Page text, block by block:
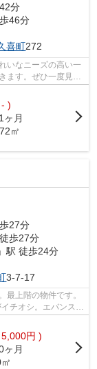
分
46分
喜町272
いなニーズの高い一
ます。ぜひ一度見て
)
1ヶ月
㎡
27分
歩27分
」駅 徒歩24分
3-7-17
最上階の物件です。
イチオシ。エバンス
円 )
ヶ月